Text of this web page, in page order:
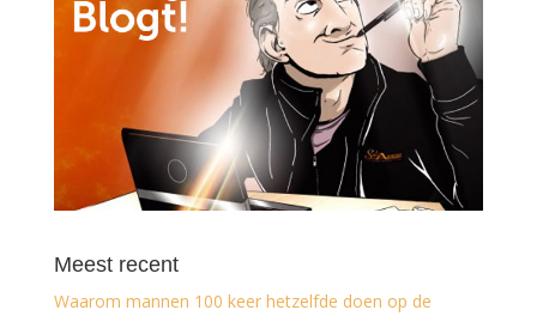
Meest recent
Waarom mannen 100 keer hetzelfde doen op de